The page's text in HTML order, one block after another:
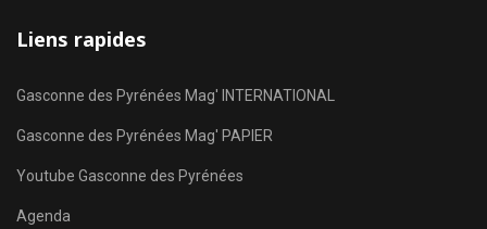
Liens rapides
Gasconne des Pyrénées Mag' INTERNATIONAL
Gasconne des Pyrénées Mag' PAPIER
Youtube Gasconne des Pyrénées
Agenda